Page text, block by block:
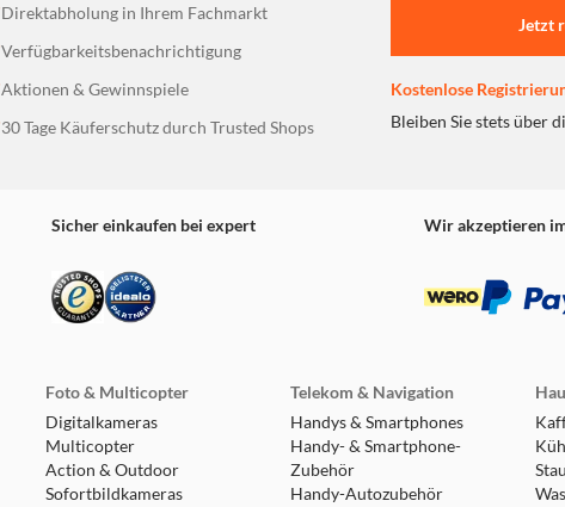
Direktabholung in Ihrem Fachmarkt
Verfügbarkeitsbenachrichtigung
Aktionen & Gewinnspiele
30 Tage Käuferschutz durch Trusted Shops
Jetzt
Kostenlose
Bleiben Sie stets über
Sicher einkaufen bei expert Wir akzeptieren
Foto & Multicopter
Digitalkameras
Multicopter
Action & Outdoor
Sofortbildkameras
Telekom & Navigation
Handys & Smartphones
Handy- & Smartphone-
Zubehör
Handy-Autozubehör